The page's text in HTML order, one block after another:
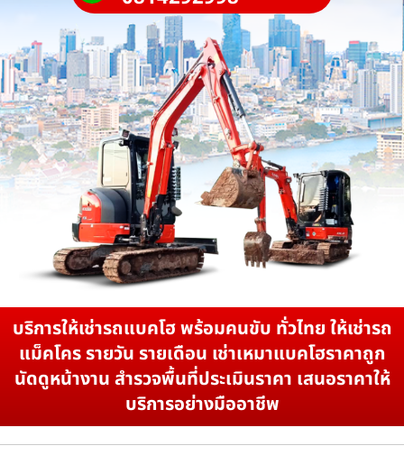
บริการให้เช่ารถแบคโฮ พร้อมคนขับ ทั่วไทย ให้เช่ารถ
แม็คโคร รายวัน รายเดือน เช่าเหมาแบคโฮราคาถูก
นัดดูหน้างาน สำรวจพื้นที่ประเมินราคา เสนอราคาให้
บริการอย่างมืออาชีพ